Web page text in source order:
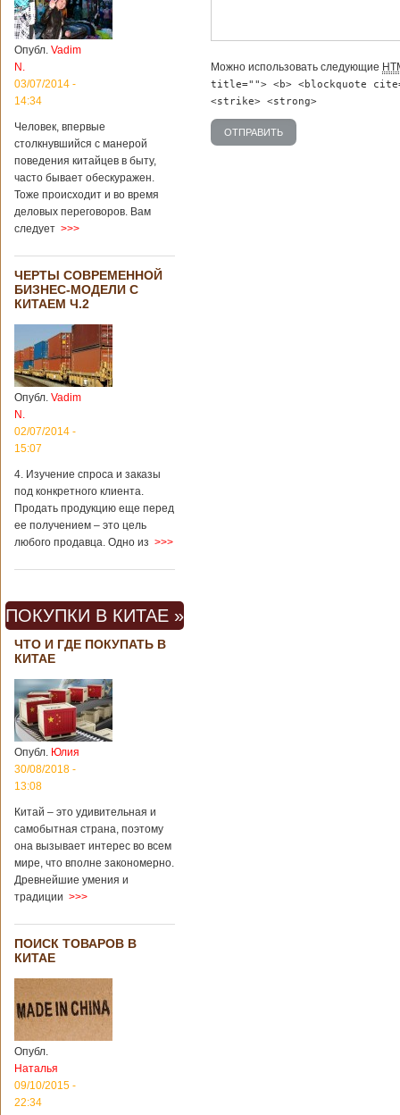
Опубл. Vadim
N.
03/07/2014 -
14:34
Человек, впервые
столкнувшийся с манерой
поведения китайцев в быту,
часто бывает обескуражен.
Тоже происходит и во время
деловых переговоров. Вам
следует >>>
ЧЕРТЫ СОВРЕМЕННОЙ
БИЗНЕС-МОДЕЛИ С
КИТАЕМ Ч.2
Опубл. Vadim
N.
02/07/2014 -
15:07
4. Изучение спроса и заказы
под конкретного клиента.
Продать продукцию еще перед
ее получением – это цель
любого продавца. Одно из >>>
ПОКУПКИ В КИТАЕ »
ЧТО И ГДЕ ПОКУПАТЬ В
КИТАЕ
Опубл. Юлия
30/08/2018 -
13:08
Китай – это удивительная и
самобытная страна, поэтому
она вызывает интерес во всем
мире, что вполне закономерно.
Древнейшие умения и
традиции >>>
ПОИСК ТОВАРОВ В
КИТАЕ
Опубл.
Наталья
09/10/2015 -
22:34
Можно использовать следующие
title=""> <b> <blockquote
<strike> <strong>